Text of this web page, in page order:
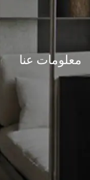
معلومات عنا